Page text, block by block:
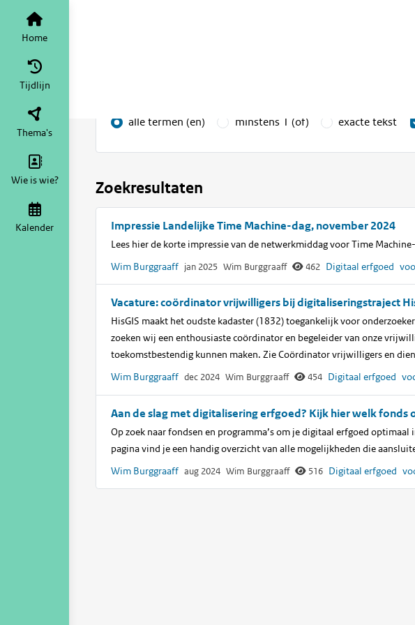
Home
Tijdlijn
Thema's
Wie is wie?
Kalender
alle termen (en) minstens 1 (of) exacte tekst
Zoekresultaten
Impressie Landelijke Time Machine-dag, november 2024
Lees hier de korte impressie van de netwerkmiddag voor Time
Wim Burggraaff jan 2025 Wim Burggraaff 462 Digitaal erfgoed
Vacature: coördinator vrijwilligers bij digitaliseringstraject
HisGIS maakt het oudste kadaster (1832) toegankelijk voor
zoeken wij een enthousiaste coördinator en begeleider van onze
toekomstbestendig kunnen maken. Zie Coördinator vrijwilligers en
Wim Burggraaff dec 2024 Wim Burggraaff 454 Digitaal erfgoed
Aan de slag met digitalisering erfgoed? Kijk hier welk
Op zoek naar fondsen en programma’s om je digitaal erfgoed
pagina vind je een handig overzicht van alle mogelijkheden die
Wim Burggraaff aug 2024 Wim Burggraaff 516 Digitaal erfgoed